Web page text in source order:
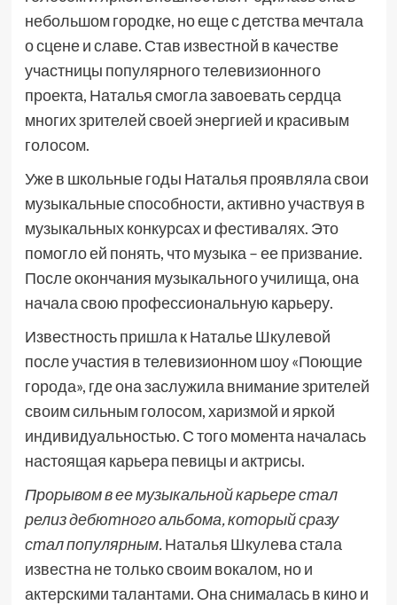
небольшом городке, но еще с детства мечтала
о сцене и славе. Став известной в качестве
участницы популярного телевизионного
проекта, Наталья смогла завоевать сердца
многих зрителей своей энергией и красивым
голосом.
Уже в школьные годы Наталья проявляла свои
музыкальные способности, активно участвуя в
музыкальных конкурсах и фестивалях. Это
помогло ей понять, что музыка – ее призвание.
После окончания музыкального училища, она
начала свою профессиональную карьеру.
Известность пришла к Наталье Шкулевой
после участия в телевизионном шоу «Поющие
города», где она заслужила внимание зрителей
своим сильным голосом, харизмой и яркой
индивидуальностью. С того момента началась
настоящая карьера певицы и актрисы.
Прорывом в ее музыкальной карьере стал
релиз дебютного альбома, который сразу
стал популярным.Наталья Шкулева стала
известна не только своим вокалом, но и
актерскими талантами. Она снималась в кино и